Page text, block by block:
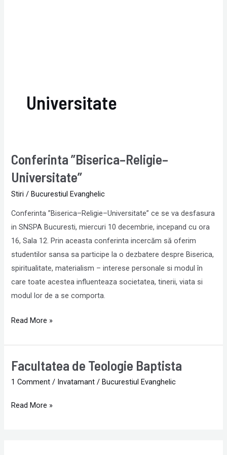
Universitate
Conferinta ”Biserica–Religie–
Universitate”
Stiri /Bucurestiul Evanghelic
Conferinta ”Biserica–Religie–Universitate” ce se va desfasura
in SNSPA Bucuresti, miercuri 10 decembrie, incepand cu ora
16, Sala 12. Prin aceasta conferinta incercăm să oferim
studentilor sansa sa participe la o dezbatere despre Biserica,
spiritualitate, materialism – interese personale si modul în
care toate acestea influenteaza societatea, tinerii, viata si
modul lor de a se comporta.
Conferinta
”Biserica–
Religie–
Universitate”
Read More »
Facultatea de Teologie Baptista
1 Comment / Invatamant /Bucurestiul Evanghelic
Facultatea
Baptista
Read More »